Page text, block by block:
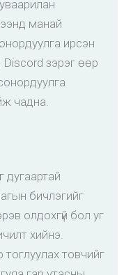
манай
ирсэн
зэрэг өөр
чадна.
дугаартай
бичлэгийг
олдохгүй бол уг
хийнэ.
товчийг